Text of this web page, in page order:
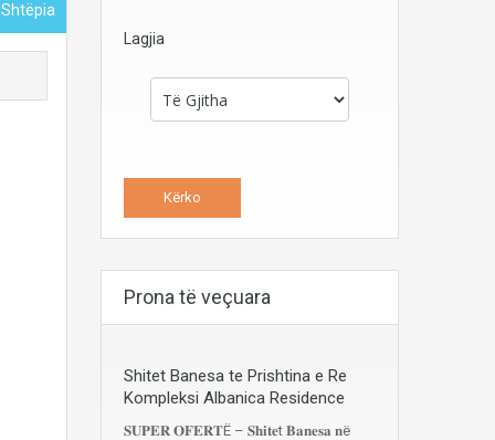
Shtëpia
Lagjia
Prona të veçuara
Shitet Banesa te Prishtina e Re
Kompleksi Albanica Residence
𝐒𝐔𝐏𝐄𝐑 𝐎𝐅𝐄𝐑𝐓Ë – 𝐒𝐡𝐢𝐭𝐞t 𝐁𝐚𝐧𝐞𝐬𝐚 𝐧ë